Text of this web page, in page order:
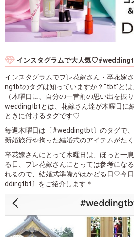
インスタグラムで大人気
インスタグラムでプレ花嫁さん・卒花嫁
ngtbtのタグは知っていますか？"tbt"と
（木曜日に、自分の一昔前の思い出を振
weddingtbtとは、花嫁さん達が木曜日に
ときに付けるタグです♡
毎週木曜日は〔#weddingtbt〕のタグで、
新婚旅行や拘った結婚式のアイテムがた
卒花嫁さんにとって木曜日は、ほっと一
る日、プレ花嫁さんにとっては参考にな
れるので、結婚式準備がはかどる日♡今
ddingtbt〕をご紹介します＊